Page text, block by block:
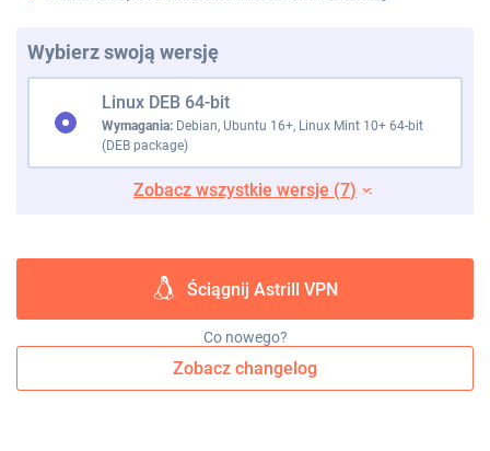
Wybierz swoją wersję
Linux DEB 64-bit
Wymagania: Debian, Ubuntu 16+, Linux Mint 10+ 64-bit
(DEB package)
Zobacz wszystkie wersje (7)
Ściągnij Astrill VPN
Co nowego?
Zobacz changelog